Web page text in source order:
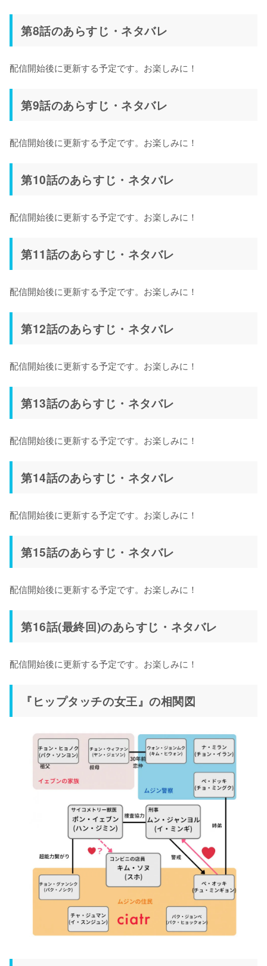
第8話のあらすじ・ネタバレ
配信開始後に更新する予定です。お楽しみに！
第9話のあらすじ・ネタバレ
配信開始後に更新する予定です。お楽しみに！
第10話のあらすじ・ネタバレ
配信開始後に更新する予定です。お楽しみに！
第11話のあらすじ・ネタバレ
配信開始後に更新する予定です。お楽しみに！
第12話のあらすじ・ネタバレ
配信開始後に更新する予定です。お楽しみに！
第13話のあらすじ・ネタバレ
配信開始後に更新する予定です。お楽しみに！
第14話のあらすじ・ネタバレ
配信開始後に更新する予定です。お楽しみに！
第15話のあらすじ・ネタバレ
配信開始後に更新する予定です。お楽しみに！
第16話(最終回)のあらすじ・ネタバレ
配信開始後に更新する予定です。お楽しみに！
『ヒップタッチの女王』の相関図